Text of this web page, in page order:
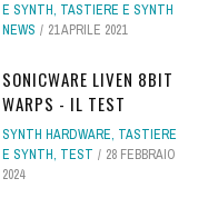
E SYNTH, TASTIERE E SYNTH
NEWS
21 APRILE 2021
SONICWARE LIVEN 8BIT
WARPS - IL TEST
SYNTH HARDWARE, TASTIERE
E SYNTH, TEST
28 FEBBRAIO
2024
pro
tastiera